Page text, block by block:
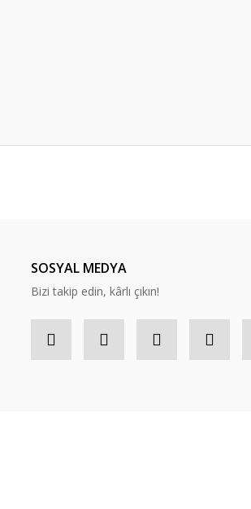
SOSYAL MEDYA
Bizi takip edin, kârlı çıkın!